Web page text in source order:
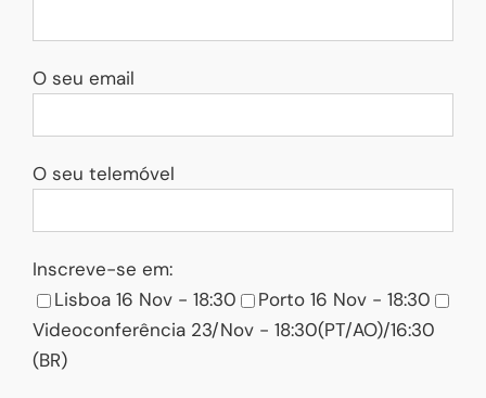
O seu email
O seu telemóvel
Inscreve-se em:
Lisboa 16 Nov - 18:30
Porto 16 Nov - 18:30
Videoconferência 23/Nov - 18:30(PT/AO)/16:30
(BR)